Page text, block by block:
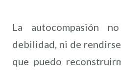
La autocompasión
debilidad, ni de
que puedo